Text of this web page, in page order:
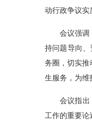
动行政争议实
会议强调
持问题导向
务圈，切实推
生服务，为维
会议指出
工作的重要